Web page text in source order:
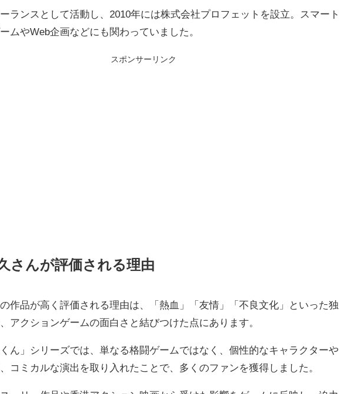
ランスとして活動し、2010年には株式会社プロフェットを設立。スマート
ムやWeb企画などにも関わっていました。
スポンサーリンク
さんが評価される理由
作品が高く評価される理由は、「熱血」「友情」「不良文化」といった独
アクションゲームの面白さと結びつけた点にあります。
ん」シリーズでは、単なる格闘ゲームではなく、個性的なキャラクターや
コミカルな演出を取り入れたことで、多くのファンを獲得しました。